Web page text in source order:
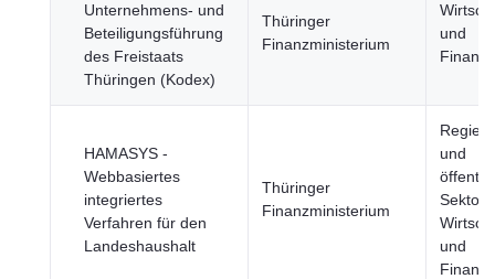
Unternehmens- und
Beteiligungsführung
des Freistaats
Thüringen (Kodex)
Thüringer
Finanzministerium
und
HAMASYS -
Webbasiertes
integriertes
Verfahren für den
Landeshaushalt
Thüringer
Finanzministerium
und
Sektor,
und